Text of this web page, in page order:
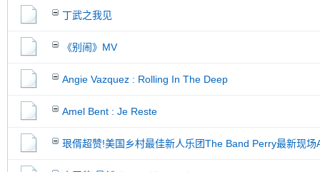
丁武之我见
《别闹》MV
Angie Vazquez : Rolling In The Deep
Amel Bent : Je Reste
珢偦超赞!美国乡村最佳新人乐团The Band Perry最新现场